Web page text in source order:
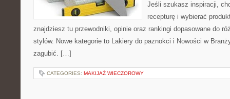
Jeśli szukasz inspiracji,
recepturę i wybierać
znajdziesz tu przewodniki, opinie oraz rankingi dopasowane do
stylów. Nowe kategorie to Lakiery do paznokci i Nowości w
zagubić. […]
CATEGORIES: MAKIJAŻ WIECZOROWY